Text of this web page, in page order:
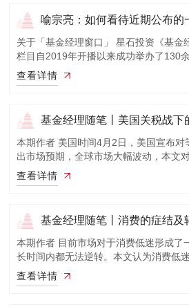
喻宗亮：如何看待近期公布的
政策？
关于「基金经理窗口」 星石投资《基金
栏目自2019年开播以来成功举办了130余
查看详情
基金经理随笔丨美国关税战下
本期作者 美国时间4月2日，美国宣布对
出市场预期，全球市场大幅波动，本文对
查看详情
基金经理随笔丨消费的症结及
本期作者 目前市场对于消费低迷形成了
长时间内都无法逆转。本文认为消费低迷
查看详情